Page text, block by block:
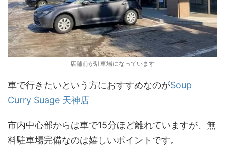
店舗前が駐車場になっています
車で行きたいという方におすすめなのがSoup
Curry Suage 天神店
市内中心部からは車で15分ほど離れていますが、無
料駐車場完備なのは嬉しいポイントです。